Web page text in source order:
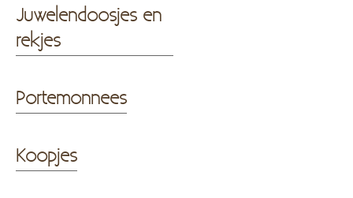
Juwelendoosjes en
rekjes
Portemonnees
Koopjes